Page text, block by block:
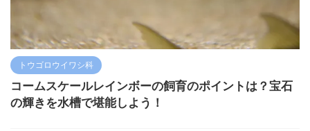
トウゴロウイワシ科
コームスケールレインボーの飼育のポイントは？宝石
の輝きを水槽で堪能しよう！